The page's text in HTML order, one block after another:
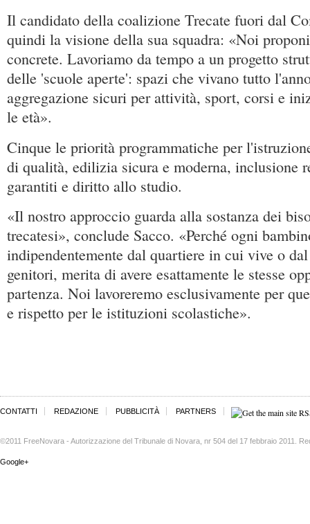
Il candidato della coalizione Trecate fuori dal
quindi la visione della sua squadra: «Noi
concrete. Lavoriamo da tempo a un progetto
delle 'scuole aperte': spazi che vivano tutto
aggregazione sicuri per attività, sport, corsi e
le età».
Cinque le priorità programmatiche per
di qualità, edilizia sicura e moderna, inclusione
garantiti e diritto allo studio.
«Il nostro approccio guarda alla sostanza dei
trecatesi», conclude Sacco. «Perché ogni
indipendentemente dal quartiere in cui vive o
genitori, merita di avere esattamente le stesse
partenza. Noi lavoreremo esclusivamente per
e rispetto per le istituzioni scolastiche».
CONTATTI REDAZIONE PUBBLICITÀ PARTNERS
©2011 FreeNovara - Autorizzazione del Tribunale di Novara, nr 504 del 17 febbraio 2011.
Google+